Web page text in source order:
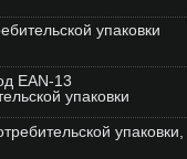
упаковки
EAN-13
упаковки
упаковки,